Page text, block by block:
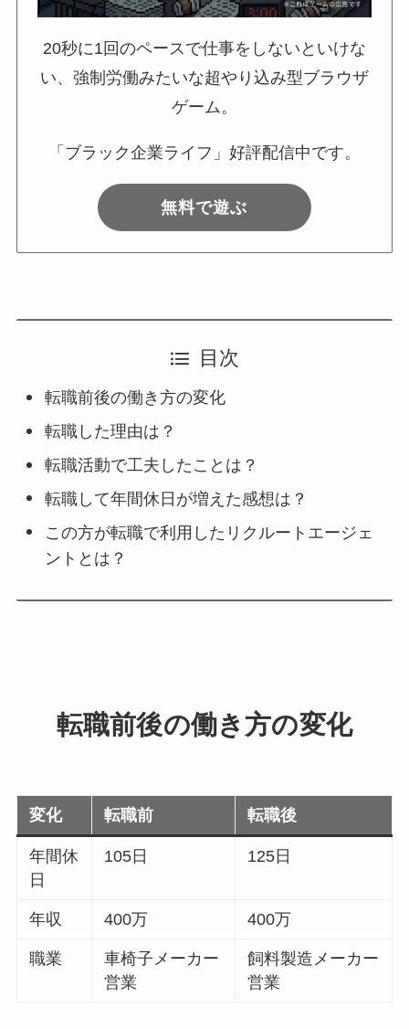
20秒に1回のペースで仕事をしないといけな
い、強制労働みたいな超やり込み型ブラウザ
ゲーム。
「ブラック企業ライフ」好評配信中です。
無料で遊ぶ
目次
転職前後の働き方の変化
転職した理由は？
転職活動で工夫したことは？
転職して年間休日が増えた感想は？
この方が転職で利用したリクルートエージェ
ントとは？
転職前後の働き方の変化
変化 転職前 転職後
年間休
日
105日 125日
年収 400万 400万
職業
車椅子メーカー
営業
飼料製造メーカー
営業